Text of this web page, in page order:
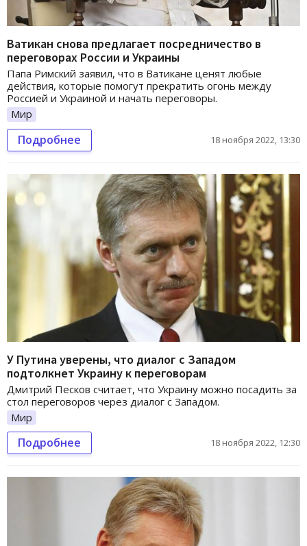
Ватикан снова предлагает посредничество в
переговорах России и Украины
Папа Римский заявил, что в Ватикане ценят любые
действия, которые помогут прекратить огонь между
Россией и Украиной и начать переговоры.
Мир
Подробнее 18 ноября 2022, 13:30
У Путина уверены, что диалог с Западом
подтолкнет Украину к переговорам
Дмитрий Песков считает, что Украину можно посадить за
стол переговоров через диалог с Западом.
Мир
Подробнее 18 ноября 2022, 12:30